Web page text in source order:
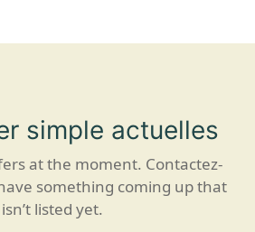
simple actuelles
at the moment. Contactez-
something coming up that
isn’t listed yet.